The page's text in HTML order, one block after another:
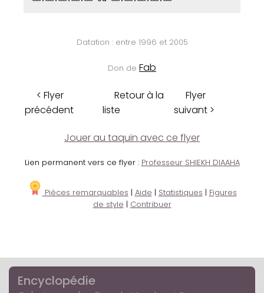
Datation : entre 1996 et 2005
Don de Fab
< Flyer
précédent
Retour à la
liste
Flyer
suivant >
Jouer au taquin avec ce flyer
Lien permanent vers ce flyer : Professeur SHIEKH DIAAHA
Pièces remarquables | Aide | Statistiques | Figures
de style | Contribuer
Encyclopédie